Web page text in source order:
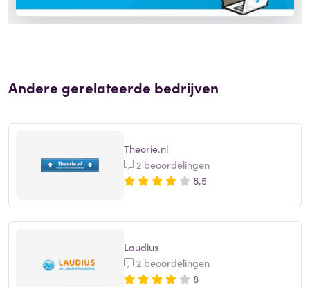
Andere gerelateerde bedrijven
Theorie.nl
2 beoordelingen
8,5
Laudius
2 beoordelingen
8